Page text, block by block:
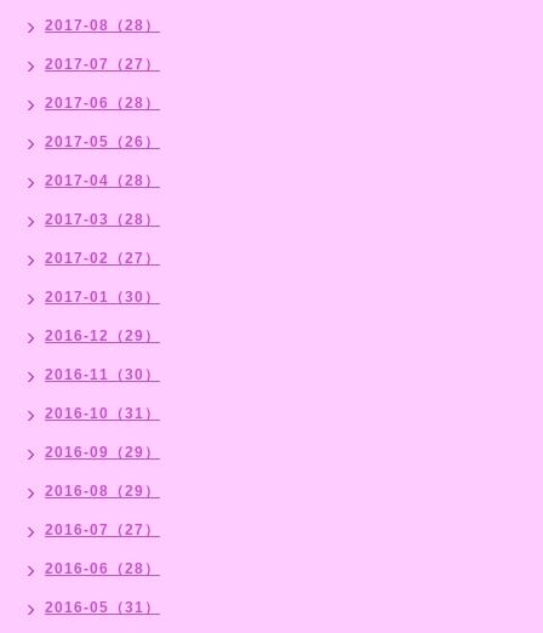
2017-08（28）
2017-07（27）
2017-06（28）
2017-05（26）
2017-04（28）
2017-03（28）
2017-02（27）
2017-01（30）
2016-12（29）
2016-11（30）
2016-10（31）
2016-09（29）
2016-08（29）
2016-07（27）
2016-06（28）
2016-05（31）